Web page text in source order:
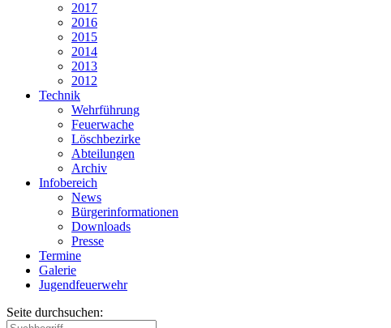
2017
2016
2015
2014
2013
2012
Technik
Wehrführung
Feuerwache
Löschbezirke
Abteilungen
Archiv
Infobereich
News
Bürgerinformationen
Downloads
Presse
Termine
Galerie
Jugendfeuerwehr
Seite durchsuchen: